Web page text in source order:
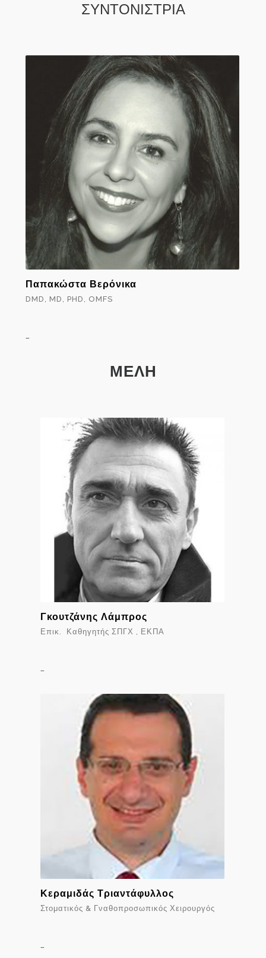
ΣΥΝΤΟΝΙΣΤΡΙΑ
Παπακώστα Βερόνικα
DMD, MD, PHD, OMFS
…
ΜΕΛΗ
Γκουτζάνης Λάμπρος
Επικ. Καθηγητής ΣΠΓΧ , ΕΚΠΑ
…
Κεραμιδάς Τριαντάφυλλος
Στοματικός & Γναθοπροσωπικός Χειρουργός
…